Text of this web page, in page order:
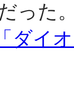
った
ダイ